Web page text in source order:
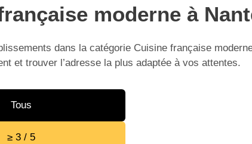
moderne à
dans la catégorie Cuisine française
et trouver l’adresse la plus adaptée à vos attentes.
Tous
≥ 3 / 5